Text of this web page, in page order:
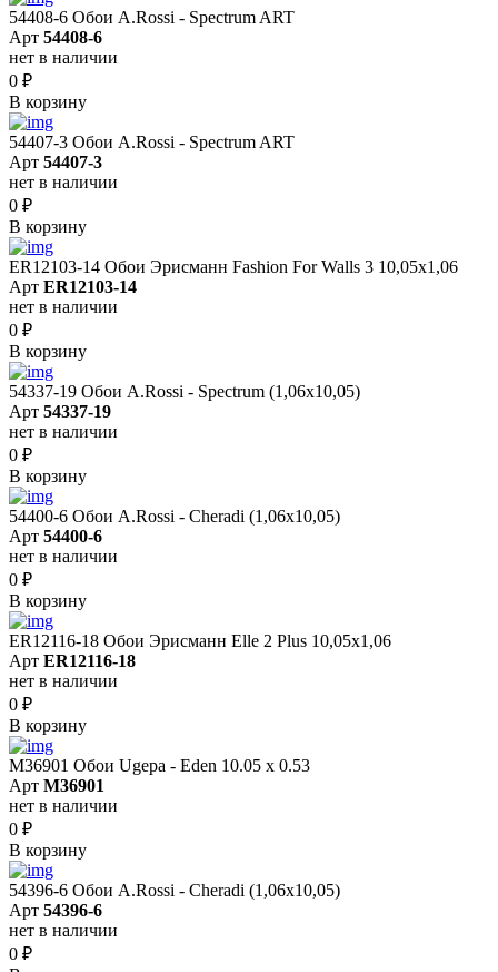
54408-6 Обои A.Rossi - Spectrum ART
Арт 54408-6
нет в наличии
0 ₽
В корзину
54407-3 Обои A.Rossi - Spectrum ART
Арт 54407-3
нет в наличии
0 ₽
В корзину
ER12103-14 Обои Эрисманн Fashion For Walls 3 10,05x1,06
Арт ER12103-14
нет в наличии
0 ₽
В корзину
54337-19 Обои A.Rossi - Spectrum (1,06x10,05)
Арт 54337-19
нет в наличии
0 ₽
В корзину
54400-6 Обои A.Rossi - Cheradi (1,06x10,05)
Арт 54400-6
нет в наличии
0 ₽
В корзину
ER12116-18 Обои Эрисманн Elle 2 Plus 10,05x1,06
Арт ER12116-18
нет в наличии
0 ₽
В корзину
M36901 Обои Ugepa - Eden 10.05 х 0.53
Арт M36901
нет в наличии
0 ₽
В корзину
54396-6 Обои A.Rossi - Cheradi (1,06x10,05)
Арт 54396-6
нет в наличии
0 ₽